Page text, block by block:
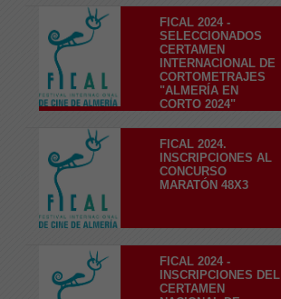
FICAL 2024 -
SELECCIONADOS
CERTAMEN
INTERNACIONAL DE
CORTOMETRAJES
"ALMERÍA EN
CORTO 2024"
FICAL 2024.
INSCRIPCIONES AL
CONCURSO
MARATÓN 48X3
FICAL 2024 -
INSCRIPCIONES DEL
CERTAMEN